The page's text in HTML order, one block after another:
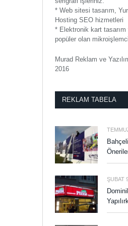
* Web sitesi tasarım,
Hosting SEO hizmetleri
* Elektronik kart
popüler olan
Murad Reklam ve
2016
REKLAM TABELA
ŞUBAT